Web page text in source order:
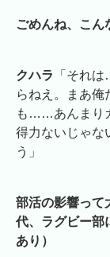
ごめんね、こん
クハラ
「それ
らねえ。まあ
も……あんまり
得力ないじゃ
う」
部活の影響って
代、ラグビー部
あり）